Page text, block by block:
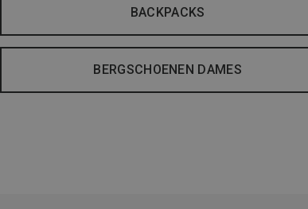
BACKPACKS
BERGSCHOENEN DAMES